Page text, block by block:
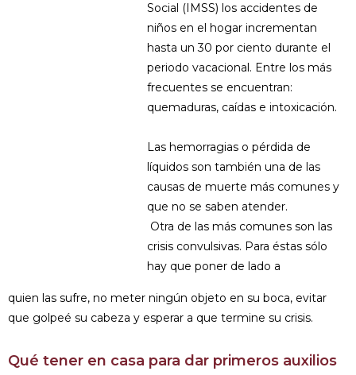
Social (IMSS) los accidentes de
niños en el hogar incrementan
hasta un 30 por ciento durante el
periodo vacacional. Entre los más
frecuentes se encuentran:
quemaduras, caídas e intoxicación.
Las hemorragias o pérdida de
líquidos son también una de las
causas de muerte más comunes y
que no se saben atender.
Otra de las más comunes son las
crisis convulsivas. Para éstas sólo
hay que poner de lado a
quien las sufre, no meter ningún objeto en su boca, evitar
que golpeé su cabeza y esperar a que termine su crisis.
Qué tener en casa para dar primeros auxilios